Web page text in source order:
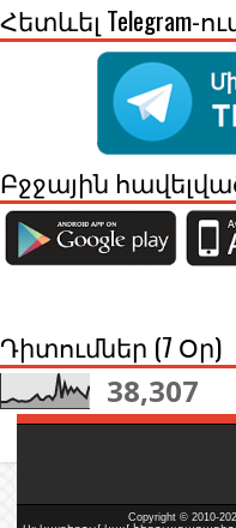
Հետևել Telegram-
Բջջային
Դիտումներ (7 Օր)
38,307
Copyright © 2010-